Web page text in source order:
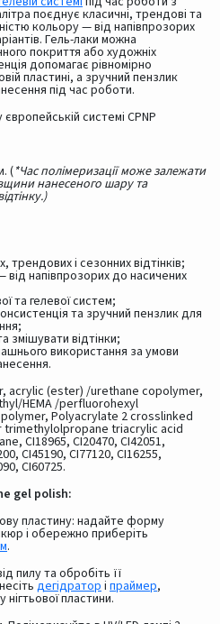
поєднує класичні, трендові та
кольору — від напівпрозорих
Гель-лаки можна
покриття або художніх
допомагає рівномірно
пластині, а зручний пензлик
під час роботи.
системі CPNP
(*Час полімеризації може залежати
нанесеного шару та
трендових і сезонних відтінків;
від напівпрозорих до насичених
та гелевої систем;
та зручний пензлик для
змішувати відтінки;
використання за умови
acrylic (ester) /urethane copolymer,
HEMA /perfluorohexyl
Polyacrylate 2 crosslinked
triacrylic acid
CI18965, CI20470, CI42051,
CI45190, CI77120, CI16255,
CI60725.
gel polish:
пластину: надайте форму
і обережно приберіть
.
пилу та обробіть її
дегідраторі праймер,
пластини.